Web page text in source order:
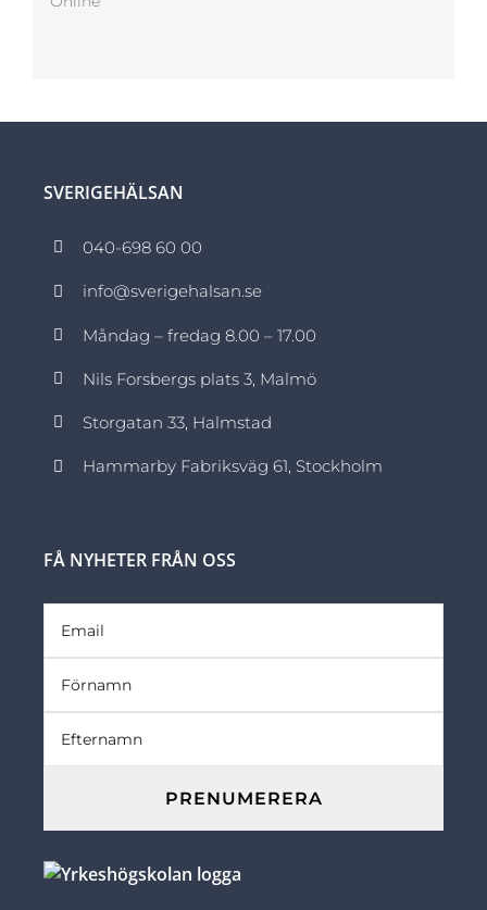
SVERIGEHÄLSAN
040-698 60 00
info@sverigehalsan.se
Måndag – fredag 8.00 – 17.00
Nils Forsbergs plats 3, Malmö
Storgatan 33, Halmstad
Hammarby Fabriksväg 61, Stockholm
FÅ NYHETER FRÅN OSS